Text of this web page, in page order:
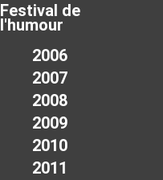
Festival de
l'humour
2006
2007
2008
2009
2010
2011